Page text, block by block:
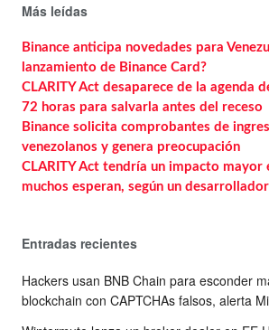
Más leídas
Binance anticipa novedades para
lanzamiento de Binance Card?
CLARITY Act desaparece de la agenda
72 horas para salvarla antes del receso
Binance solicita comprobantes de
venezolanos y genera preocupación
CLARITY Act tendría un impacto mayor
muchos esperan, según un desarrollador
Entradas recientes
Hackers usan BNB Chain para esconder
blockchain con CAPTCHAs falsos, alerta